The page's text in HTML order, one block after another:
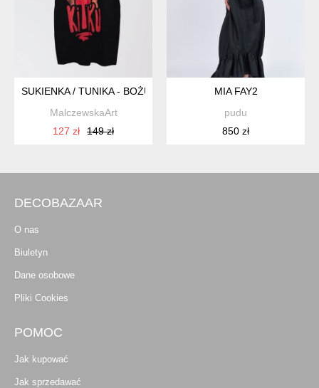
SUKIENKA / TUNIKA - BOŻU KITKU / ROZMIAR XXL / CZARNA
MalczewskaArt
127 zł
149 zł
MIA FAY2
pudu
850 zł
DECOBAZAAR
O nas
Biuletyn
Dane osobowe
Pliki Cookies
POMOC
Jak kupować
Jak sprzedawać